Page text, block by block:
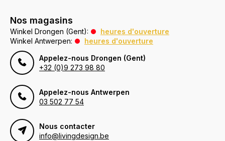
Nos magasins
Winkel Drongen (Gent):
heures d'ouverture
Winkel Antwerpen:
heures d'ouverture
Appelez-nous Drongen (Gent)
+32 (0)9 273 98 80
Appelez-nous Antwerpen
03 502 77 54
Nous contacter
info@livingdesign.be